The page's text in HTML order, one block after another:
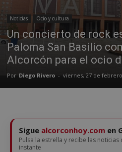
Noticias Ocio y cultura
Un concierto de rock
Paloma San Basilio
Alcorcón para el ocio
Por Diego Rivero - viernes, 27 de
Sigue alcorconhoy.com en
Pulsa la estrella y recibe las noticias
instante